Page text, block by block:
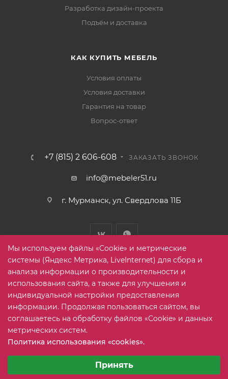
Разработка дизайн-проекта
Подъём и доставка
КАК КУПИТЬ МЕБЕЛЬ
Условия оплаты
Условия доставки
Гарантия на товар
Вопрос-ответ
+7 (815) 2 606-608 ЗАКАЗАТЬ ЗВОНОК
info@mebeler51.ru
г. Мурманск, ул. Свердлова 11Б
2005-2026 © mebelier51.ru - модный интернет-магазин не
дорогой корпусной мебели. Все права защищены.
Мы используем файлы «Cookie» и метрические
системы (Яндекс Метрика, LiveInternet) для сбора и
анализа информации о производительности и
использования сайта, а также для улучшения и
индивидуальной настройки предоставления
информации. Продолжая пользоваться сайтом, вы
соглашаетесь на обработку файлов «Cookie» и данных
метрических систем.
Политика использования «cookies».
Аналитические/Функциональные
Принять